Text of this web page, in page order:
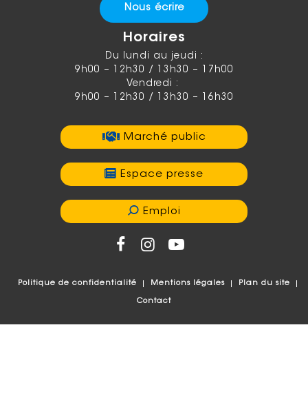
Nous écrire
Horaires
Du lundi au jeudi :
9h00 – 12h30 / 13h30 – 17h00
Vendredi :
9h00 – 12h30 / 13h30 – 16h30
Marché public
Espace presse
Emploi
Politique de confidentialité Mentions légales Plan du site
Contact